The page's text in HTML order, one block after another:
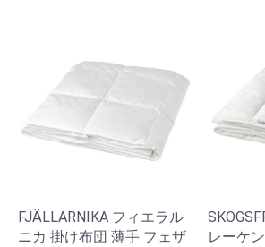
FJÄLLARNIKA フィエラル
ニカ 掛け布団 薄手 フェザ
レーケ